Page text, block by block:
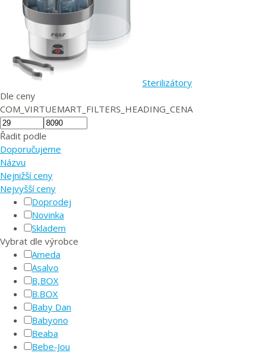
Sterilizátory
Dle ceny
COM_VIRTUEMART_FILTERS_HEADING_CENA
Řadit podle
Doporučujeme
Názvu
Nejnižší ceny
Nejvyšší ceny
Doprodej
Novinka
Skladem
Vybrat dle výrobce
Ameda
Asalvo
B,BOX
B.BOX
Baby Dan
Babyono
Beaba
Bebe-Jou